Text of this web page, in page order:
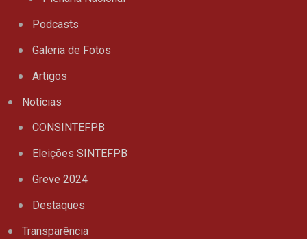
Podcasts
Galeria de Fotos
Artigos
Notícias
CONSINTEFPB
Eleições SINTEFPB
Greve 2024
Destaques
Transparência